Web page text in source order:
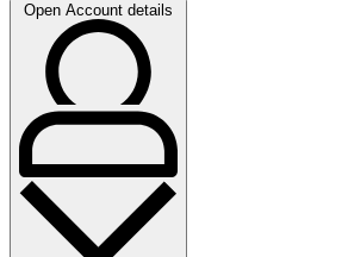
Open Account details